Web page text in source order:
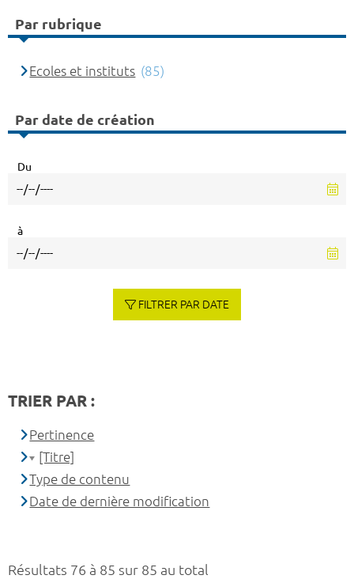
Résultats 76 à 85 sur 85 au total
Par rubrique
Ecoles et instituts (85)
Par date de création
Du
à
FILTRER PAR DATE
TRIER PAR :
Pertinence
[Titre]
Type de contenu
Date de dernière modification